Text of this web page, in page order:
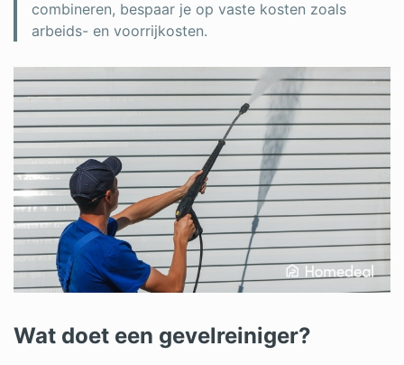
combineren, bespaar je op vaste kosten zoals
arbeids- en voorrijkosten.
Wat doet een gevelreiniger?